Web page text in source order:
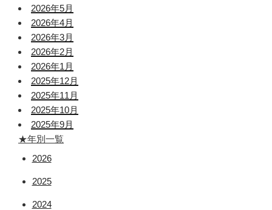
2026年5月
2026年4月
2026年3月
2026年2月
2026年1月
2025年12月
2025年11月
2025年10月
2025年9月
★年別一覧
2026
2025
2024